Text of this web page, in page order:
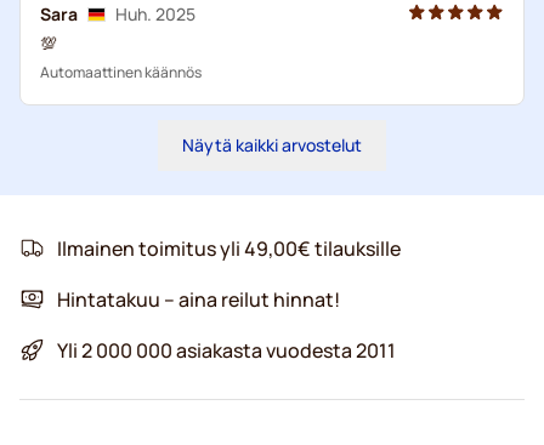
Sara
Huh. 2025
💯
Automaattinen käännös
Näytä kaikki arvostelut
Ilmainen toimitus yli 49,00€ tilauksille
Hintatakuu – aina reilut hinnat!
Yli 2 000 000 asiakasta vuodesta 2011